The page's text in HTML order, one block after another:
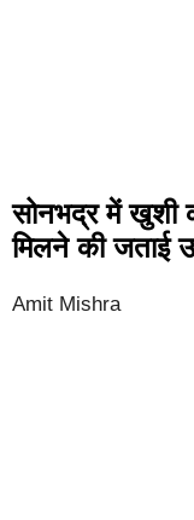
सोनभद्र में खुशी
मिलने की जताई
Amit Mishra